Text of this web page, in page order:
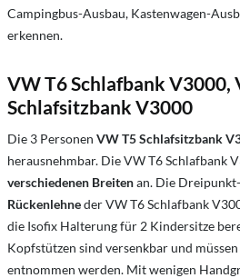
Campingbus-Ausbau, Kastenwagen-
erkennen.
VW T6 Schlafbank V3000,
Schlafsitzbank V3000
Die 3 Personen VW T5 Schlafsitzbank
herausnehmbar. Die VW T6 Schlafbank
verschiedenen Breitenan. Die
Rückenlehneder VW T6 Schlafbank
die Isofix Halterung für 2 Kindersitze
Kopfstützen sind versenkbar und
entnommen werden. Mit wenigen